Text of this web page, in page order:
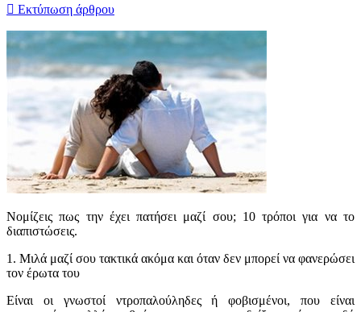
Εκτύπωση άρθρου
Νομίζεις πως την έχει πατήσει μαζί σου; 10 τρόποι για να το
διαπιστώσεις.
1. Μιλά μαζί σου τακτικά ακόμα και όταν δεν μπορεί να φανερώσει
τον έρωτα του
Είναι οι γνωστοί ντροπαλούληδες ή φοβισμένοι, που είναι